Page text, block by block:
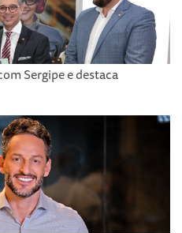
Sergipe e destaca